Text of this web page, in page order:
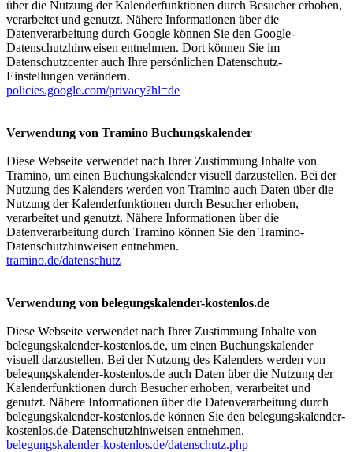
über die Nutzung der Kalenderfunktionen durch Besucher erhoben,
verarbeitet und genutzt. Nähere Informationen über die
Datenverarbeitung durch Google können Sie den Google-
Datenschutzhinweisen entnehmen. Dort können Sie im
Datenschutzcenter auch Ihre persönlichen Datenschutz-
Einstellungen verändern.
policies.google.com/privacy?hl=de
Verwendung von Tramino Buchungskalender
Diese Webseite verwendet nach Ihrer Zustimmung Inhalte von
Tramino, um einen Buchungskalender visuell darzustellen. Bei der
Nutzung des Kalenders werden von Tramino auch Daten über die
Nutzung der Kalenderfunktionen durch Besucher erhoben,
verarbeitet und genutzt. Nähere Informationen über die
Datenverarbeitung durch Tramino können Sie den Tramino-
Datenschutzhinweisen entnehmen.
tramino.de/datenschutz
Verwendung von belegungskalender-kostenlos.de
Diese Webseite verwendet nach Ihrer Zustimmung Inhalte von
belegungskalender-kostenlos.de, um einen Buchungskalender
visuell darzustellen. Bei der Nutzung des Kalenders werden von
belegungskalender-kostenlos.de auch Daten über die Nutzung der
Kalenderfunktionen durch Besucher erhoben, verarbeitet und
genutzt. Nähere Informationen über die Datenverarbeitung durch
belegungskalender-kostenlos.de können Sie den belegungskalender-
kostenlos.de-Datenschutzhinweisen entnehmen.
belegungskalender-kostenlos.de/datenschutz.php